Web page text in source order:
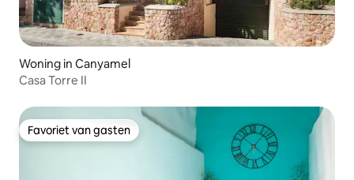
Woning in Canyamel
Casa Torre II
Favoriet van gasten
Favoriet van gasten